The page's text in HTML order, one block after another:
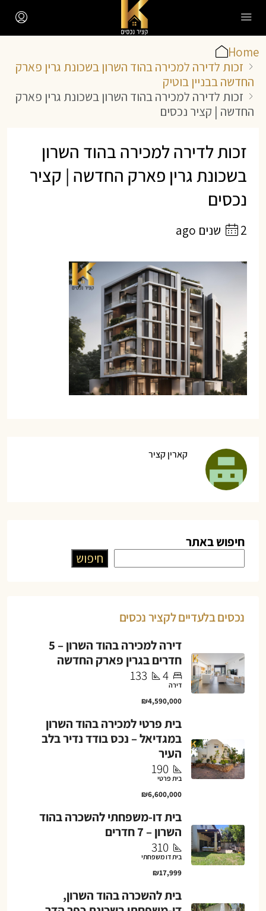
Home
זכות לדירה למכירה בהוד השרון בשכונת גרין פארק
החדשה בבניין בוטיק
זכות לדירה למכירה בהוד השרון בשכונת גרין פארק
החדשה | קציר נכסים
זכות לדירה למכירה בהוד השרון
בשכונת גרין פארק החדשה | קציר
נכסים
2 שנים ago
קארין קציר
חיפוש באתר
חיפוש
נכסים בלעדיים לקציר נכסים
דירה למכירה בהוד השרון – 5
חדרים בגרין פארק החדשה
4
133
דירה
₪4,590,000
בית פרטי למכירה בהוד השרון
במגדיאל – נכס בודד נדיר בלב
העיר
190
בית פרטי
₪6,600,000
בית דו-משפחתי להשכרה בהוד
השרון – 7 חדרים
310
בית דו משפחתי
₪17,999
בית להשכרה בהוד השרון,